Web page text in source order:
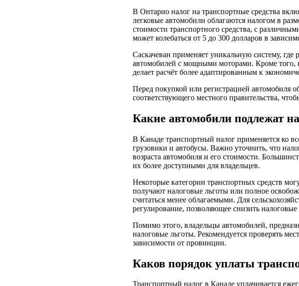
В Онтарио налог на транспортные средства
легковые автомобили облагаются налогом в
стоимости транспортного средства, с
может колебаться от 5 до 300 долларов в
Саскачеван применяет уникальную систему, где
автомобилей с мощными моторами. Кроме того,
делает расчёт более адаптированным к
Перед покупкой или регистрацией автомобиля
соответствующего местного правительства,
Какие автомобили подлежат
В Канаде транспортный налог применяется ко
грузовики и автобусы. Важно уточнить, что
возраста автомобиля и его стоимости.
их более доступными для владельцев.
Некоторые категории транспортных средств
получают налоговые льготы или полное
считаться менее облагаемыми. Для
регулирование, позволяющее снизить
Помимо этого, владельцы автомобилей,
налоговые льготы. Рекомендуется проверять
зависимости от провинции.
Каков порядок уплаты
Транспортный налог в Канаде уплачивается